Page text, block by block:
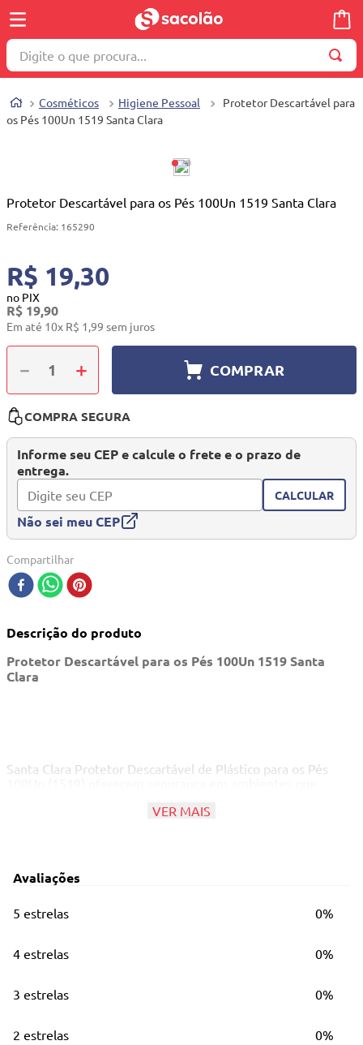
Digite o que procura...
Cosméticos Higiene Pessoal
Protetor Descartável para
os Pés 100Un 1519 Santa Clara
Protetor Descartável para os Pés 100Un 1519 Santa Clara
Referência: 165290
R$ 19,30
no PIX
R$ 19,90
Em até 10x R$ 1,99 sem juros
＋
－ COMPRAR
COMPRA SEGURA
Informe seu CEP e calcule o frete e o prazo de
entrega.
CALCULAR
Não sei meu CEP
Compartilhar
Descrição do produto
Protetor Descartável para os Pés 100Un 1519 Santa
Clara
Santa Clara Protetor Descartável de Plástico para os Pés
indicados para uso em clínicas de estética e salões de beleza.
contato direto das clientes com a bacia de hidromassagem
de uso comum.
VER MAIS
Avaliações
5 estrelas 0%
4 estrelas 0%
3 estrelas 0%
2 estrelas 0%
1º
4 º
cosmetico
10
mesa dobrável notebook